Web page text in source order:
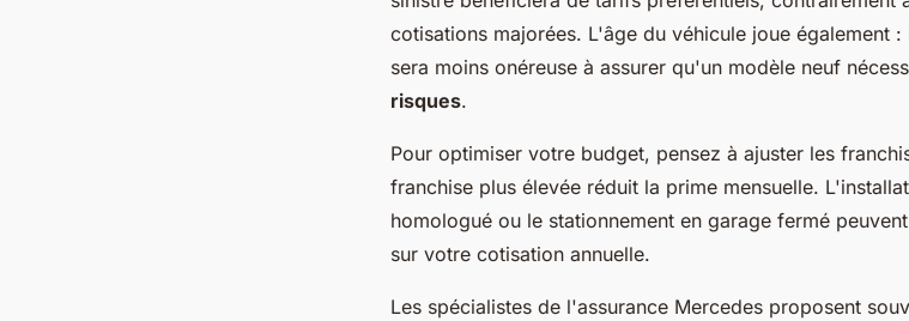
cotisations majorées. L'âge du véhicule joue également
sera moins onéreuse à assurer qu'un modèle neuf
risques.
Pour optimiser votre budget, pensez à ajuster les
franchise plus élevée réduit la prime mensuelle.
homologué ou le stationnement en garage fermé
sur votre cotisation annuelle.
Les spécialistes de l'assurance Mercedes proposent